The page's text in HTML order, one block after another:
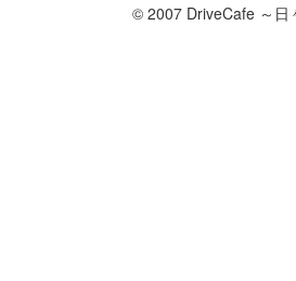
© 2007 DriveCafe ～日